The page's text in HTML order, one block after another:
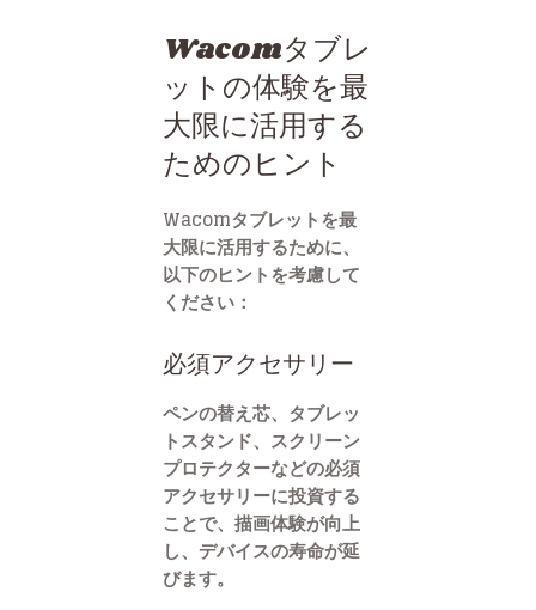
Wacomタブレ
ットの体験を最
大限に活用する
ためのヒント
Wacomタブレットを最
大限に活用するために、
以下のヒントを考慮して
ください：
必須アクセサリー
ペンの替え芯、タブレッ
トスタンド、スクリーン
プロテクターなどの必須
アクセサリーに投資する
ことで、描画体験が向上
し、デバイスの寿命が延
びます。